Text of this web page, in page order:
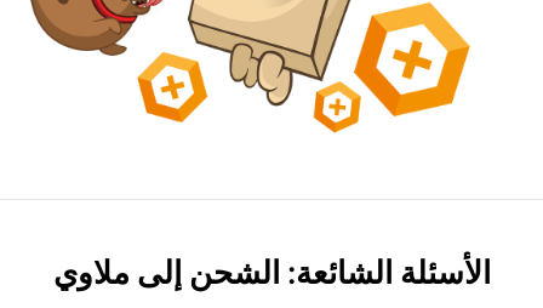
الأسئلة الشائعة: الشحن إلى ملاوي